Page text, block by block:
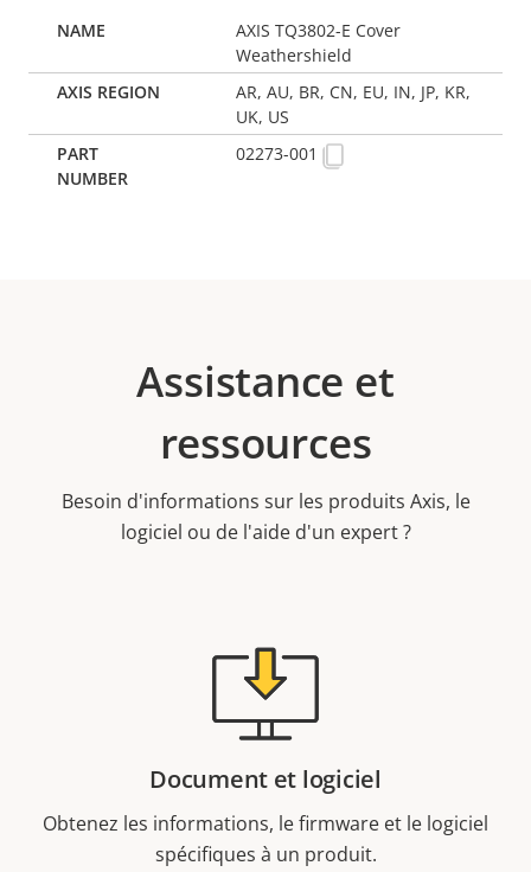
AXIS TQ3802-E Cover
Weathershield
AR, AU, BR, CN, EU, IN, JP, KR,
UK, US
02273-001
Assistance et
ressources
Besoin d'informations sur les produits Axis, le
logiciel ou de l'aide d'un expert ?
Document et logiciel
Obtenez les informations, le firmware et le logiciel
spécifiques à un produit.